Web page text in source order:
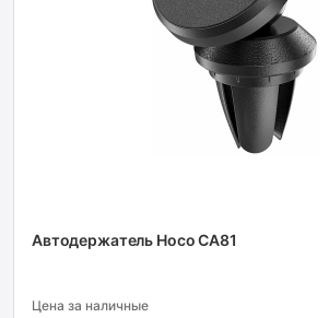
Автодержатель Hoco CA81
Цена за наличные